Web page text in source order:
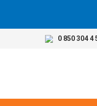
0 850 304 4